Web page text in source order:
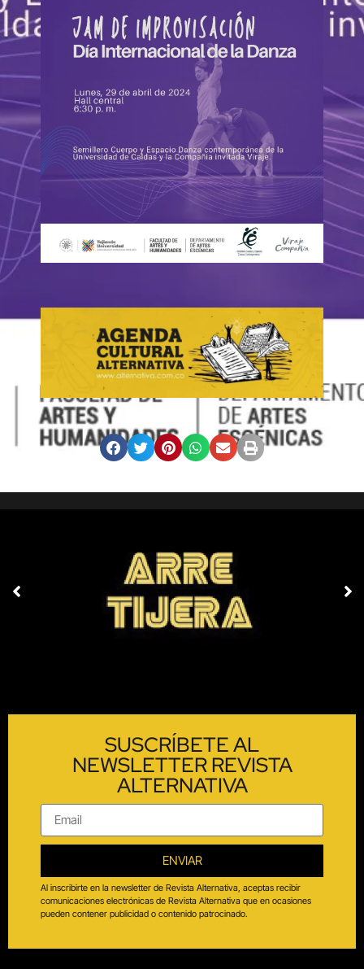
SUSCRÍBETE AL
NEWSLETTER REVISTA
ALTERNATIVA
ENVIAR
Al inscribirte en la newsletter de Revista Alternativa, aceptas recibir
comunicaciones electrónicas de Revista Alternativa que en ocasiones
pueden contener publicidad o contenido patrocinado.